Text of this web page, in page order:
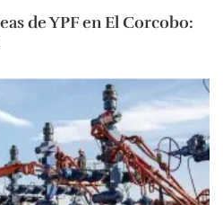
de YPF en El Corcobo: